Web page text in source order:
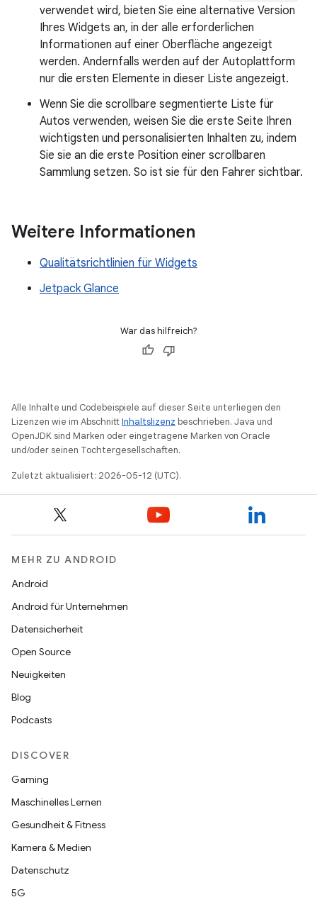
verwendet wird, bieten Sie eine alternative Version
Ihres Widgets an, in der alle erforderlichen
Informationen auf einer Oberfläche angezeigt
werden. Andernfalls werden auf der Autoplattform
nur die ersten Elemente in dieser Liste angezeigt.
Wenn Sie die scrollbare segmentierte Liste für
Autos verwenden, weisen Sie die erste Seite Ihren
wichtigsten und personalisierten Inhalten zu, indem
Sie sie an die erste Position einer scrollbaren
Sammlung setzen. So ist sie für den Fahrer sichtbar.
Weitere Informationen
Qualitätsrichtlinien für Widgets
Jetpack Glance
War das hilfreich?
Alle Inhalte und Codebeispiele auf dieser Seite unterliegen den
Lizenzen wie im AbschnittInhaltslizenz beschrieben. Java und
OpenJDK sind Marken oder eingetragene Marken von Oracle
und/oder seinen Tochtergesellschaften.
Zuletzt aktualisiert: 2026-05-12 (UTC).
MEHR ZU ANDROID
Android
Android für Unternehmen
Datensicherheit
Open Source
Neuigkeiten
Blog
Podcasts
DISCOVER
Gaming
Maschinelles Lernen
Gesundheit & Fitness
Kamera & Medien
Datenschutz
5G